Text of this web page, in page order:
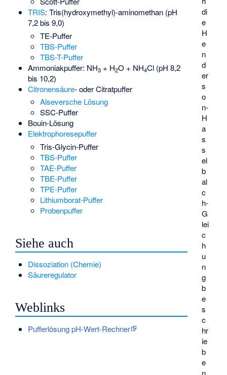
di
e
H
e
n
d
er
s
o
n-
H
a
s
s
el
b
al
c
h-
G
lei
c
h
u
n
g
b
e
s
c
hr
ie
b
e
n.
TRIS: Tris(hydroxymethyl)-aminomethan (pH
7,2 bis 9,0)
TE-Puffer
TBS-Puffer
TBS-T-Puffer
Ammoniakpuffer: NH3+ H2O + NH4Cl (pH 8,2
bis 10,2)
Citronensäure- oder Citratpuffer
Alseversche Lösung
SSC-Puffer
Bouin-Lösung
Elektrophoresepuffer
Tris-Glycin-Puffer
TBS-Puffer
TAE-Puffer
TBE-Puffer
TPE-Puffer
Lithiumborat-Puffer
Probenpuffer
Siehe auch
Dissoziation (Chemie)
Säureregulator
Weblinks
Pufferlösung pH-Wert-Rechner